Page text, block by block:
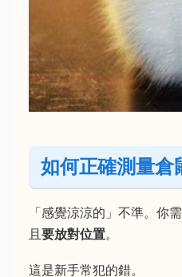
如何正確測量倉
「感覺涼涼的」不準。你
且 要放對位置。
這是新手常犯的錯。